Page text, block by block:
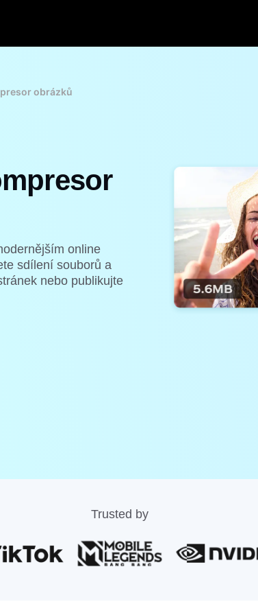
obrázků
online
sdílení souborů a
nebo publikujte
Trusted by